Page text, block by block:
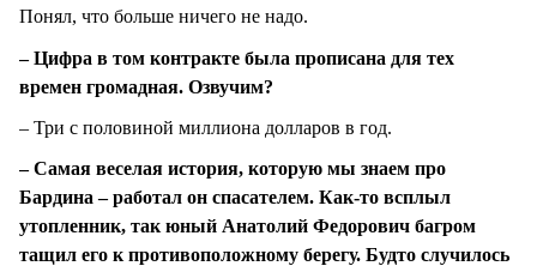
Понял, что больше ничего не надо.
– Цифра в том контракте была прописана для тех
времен громадная. Озвучим?
– Три с половиной миллиона долларов в год.
– Самая веселая история, которую мы знаем про
Бардина – работал он спасателем. Как-то всплыл
утопленник, так юный Анатолий Федорович багром
тащил его к противоположному берегу. Будто случилось